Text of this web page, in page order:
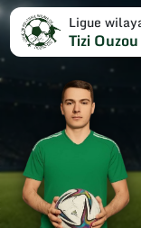
Ligue
Tizi Ouzou